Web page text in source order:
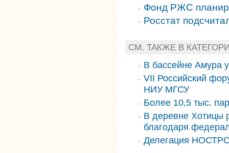
Фонд РЖС
Росстат
СМ. ТАКЖЕ В
В бассейне Амура
VII Российский
НИУ МГСУ
Более 10,5 тыс.
В деревне Хотицы
благодаря
Делегация